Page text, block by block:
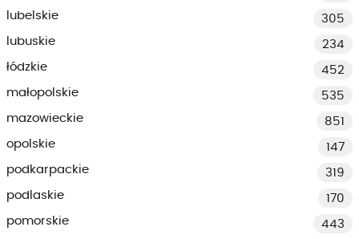
lubelskie
305
lubuskie
234
łódzkie
452
małopolskie
535
mazowieckie
851
opolskie
147
podkarpackie
319
podlaskie
170
pomorskie
443